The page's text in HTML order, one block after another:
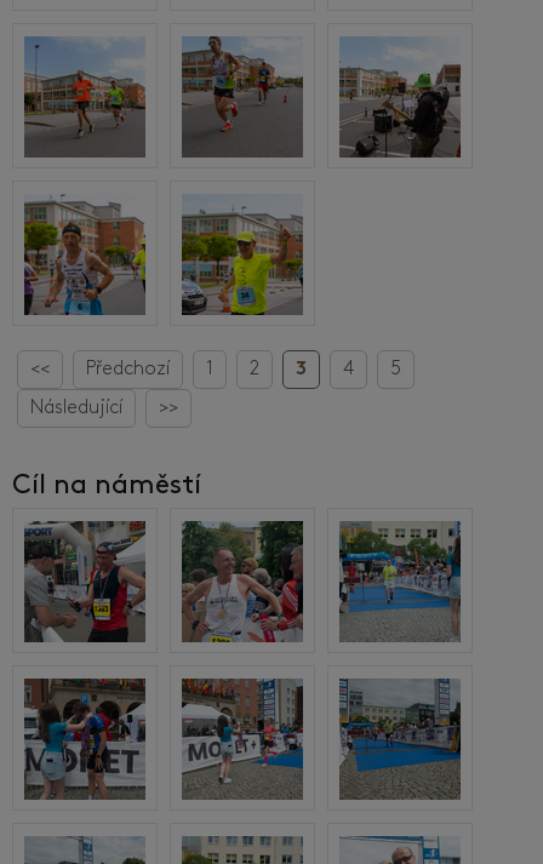
<< Předchozí 1 2 3 4
5
Následující
>>
Cíl na náměstí